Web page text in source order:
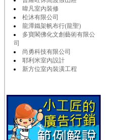
暐凡室內裝修
松沐有限公司
龍潭鐵架帆布行(龍聖)
多寶閣佛化文創藝術有限公
司
尚勇科技有限公司
耶利米室內設計
新方位室內裝潢工程